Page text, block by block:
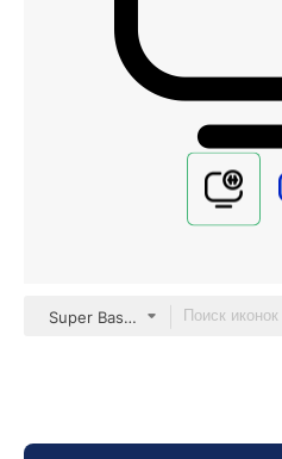
Super Basic Orbit Outline